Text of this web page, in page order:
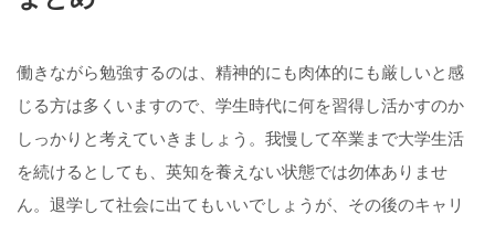
働きながら勉強するのは、精神的にも肉体的にも厳しいと感
じる方は多くいますので、学生時代に何を習得し活かすのか
しっかりと考えていきましょう。我慢して卒業まで大学生活
を続けるとしても、英知を養えない状態では勿体ありませ
ん。退学して社会に出てもいいでしょうが、その後のキャリ